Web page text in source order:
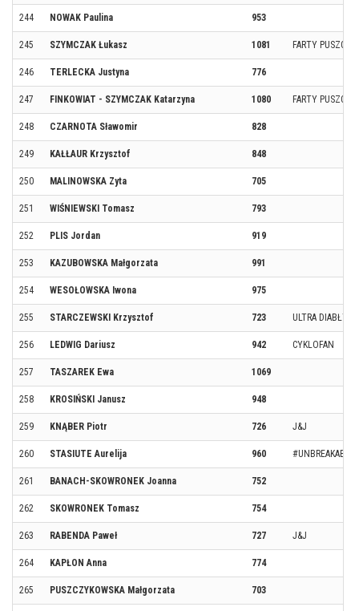
244 NOWAK Paulina 953
245 SZYMCZAK Łukasz 1081 FARTY
246 TERLECKA Justyna 776
247 FINKOWIAT - SZYMCZAK Katarzyna 1080 FARTY PUSZCZY
248 CZARNOTA Sławomir 828
249 KAŁŁAUR Krzysztof 848
250 MALINOWSKA Zyta 705
251 WIŚNIEWSKI Tomasz 793
252 PLIS Jordan 919
253 KAZUBOWSKA Małgorzata 991
254 WESOŁOWSKA Iwona 975
255 STARCZEWSKI Krzysztof 723 ULTRA DIABŁY
256 LEDWIG Dariusz 942 CYKLOFAN
257 TASZAREK Ewa 1069
258 KROSIŃSKI Janusz 948
259 KNĄBER Piotr 726 J&J
260 STASIUTE Aurelija 960 #UNBREAKABLE
261 BANACH-SKOWRONEK Joanna 752
262 SKOWRONEK Tomasz 754
263 RABENDA Paweł 727 J&J
264 KAPŁON Anna 774
265 PUSZCZYKOWSKA Małgorzata 703